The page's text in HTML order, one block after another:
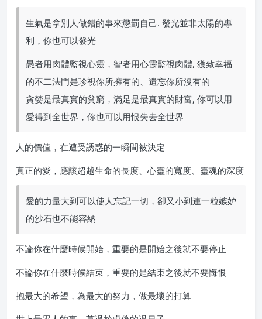
生氣是拿別人做錯的事來懲罰自己. 發光並非太陽的專
利，你也可以發光
愚者用肉體監視心靈，智者用心靈監視肉體, 獲致幸福
的不二法門是珍視你所擁有的、遺忘你所沒有的
貪婪是最真實的貧窮，滿足是最真實的財富, 你可以用
愛得到全世界，你也可以用恨失去全世界
人的價值，在遭受誘惑的一瞬間被決定
真正的愛，應該超越生命的長度、心靈的寬度、靈魂的深度
愛的力量大到可以使人忘記一切，卻又小到連一粒嫉妒
的沙石也不能容納
不論你在什麼時候開始，重要的是開始之後就不要停止
不論你在什麼時候結束，重要的是結束之後就不要悔恨
抱最大的希望，為最大的努力，做最壞的打算